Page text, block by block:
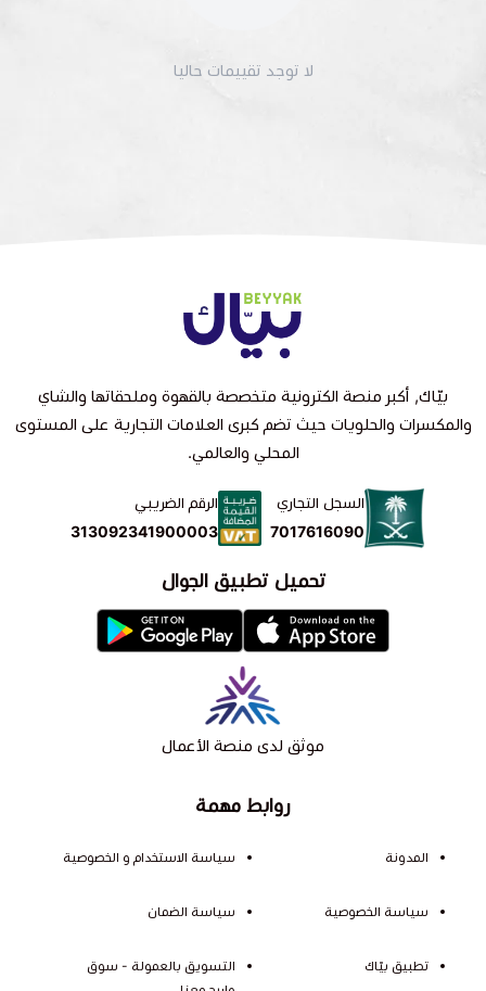
لا توجد تقييمات حاليا
روابط مهمة
المدونة
سياسة الخصوصية
تطبيق بيّاك
سياسة الاستخدام و الخصوصية
سياسة الضمان
التسويق بالعمولة - سوق
بيّاك, أكبر منصة الكترونية متخصصة بالقهوة وملحقاتها والشاي
والمكسرات والحلويات حيث تضم كبرى العلامات التجارية على المستوى
المحلي والعالمي.
السجل التجاري
7017616090
الرقم الضريبي
313092341900003
تحميل تطبيق الجوال
موثق لدى منصة الأعمال